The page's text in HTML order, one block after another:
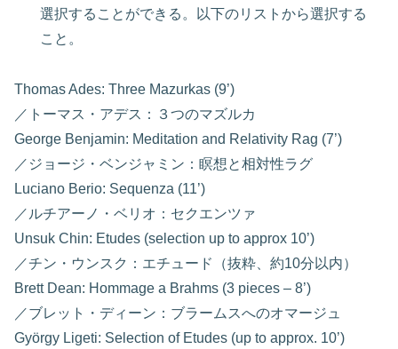
選択することができる。以下のリストから選択する
こと。
Thomas Ades: Three Mazurkas (9’)
／トーマス・アデス：３つのマズルカ
George Benjamin: Meditation and Relativity Rag (7’)
／ジョージ・ベンジャミン：瞑想と相対性ラグ
Luciano Berio: Sequenza (11’)
／ルチアーノ・ベリオ：セクエンツァ
Unsuk Chin: Etudes (selection up to approx 10’)
／チン・ウンスク：エチュード（抜粋、約10分以内）
Brett Dean: Hommage a Brahms (3 pieces – 8’)
／ブレット・ディーン：ブラームスへのオマージュ
György Ligeti: Selection of Etudes (up to approx. 10’)